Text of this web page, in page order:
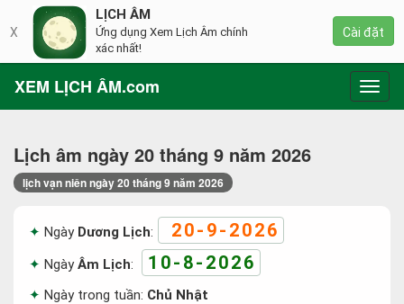
XEM LỊCH ÂM.com
Lịch âm ngày 20 tháng 9 năm 2026
lịch vạn niên ngày 20 tháng 9 năm 2026
Ngày Dương Lịch: 20-9-2026
NgàyÂm Lịch: 10-8-2026
Ngày trong tuần: Chủ Nhật
X
LỊCH ÂM
Ứng dụng Xem Lịch Âm chính
xác nhất!
Cài đặt